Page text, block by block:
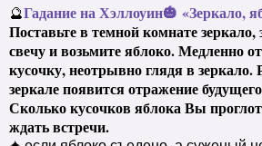
🔮Гадание на Хэллоуин🎃 «Зеркало,
Поставьте в темной комнате зеркало,
свечу и возьмите яблоко. Медленно
кусочку, неотрывно глядя в зеркало.
зеркале появится отражение
Сколько кусочков яблока Вы
ждать встречи.